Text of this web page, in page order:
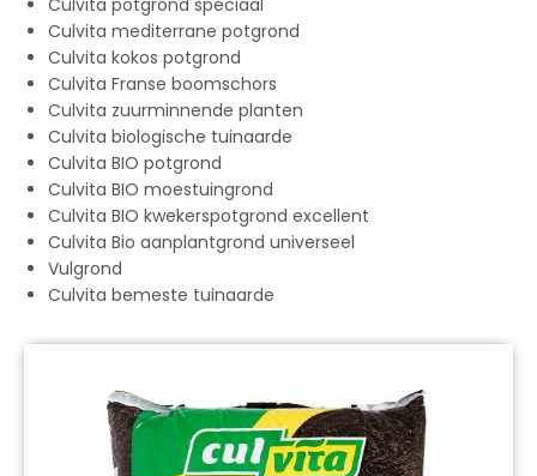
Culvita mediterrane potgrond
Culvita kokos potgrond
Culvita Franse boomschors
Culvita zuurminnende planten
Culvita biologische tuinaarde
Culvita BIO potgrond
Culvita BIO moestuingrond
Culvita BIO kwekerspotgrond excellent
Culvita Bio aanplantgrond universeel
Vulgrond
Culvita bemeste tuinaarde